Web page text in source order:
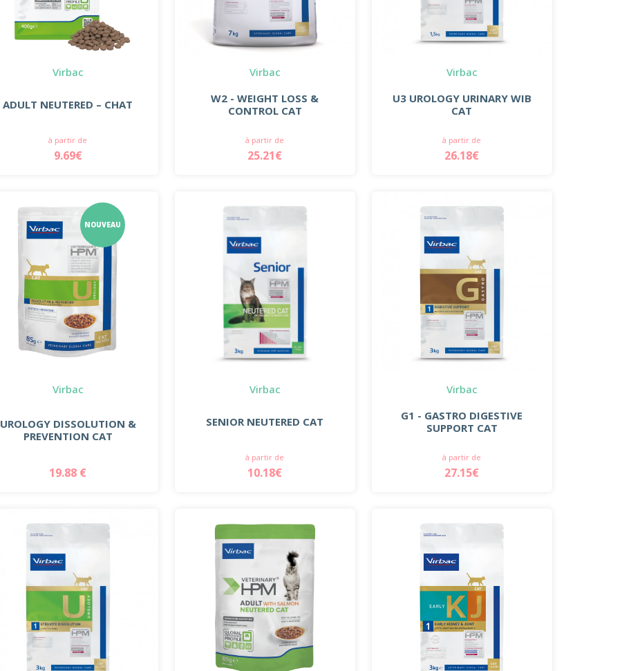
Virbac
ADULT NEUTERED – CHAT
à partir de
9.69€
Virbac
W2 - WEIGHT LOSS &
CONTROL CAT
à partir de
25.21€
Virbac
U3 UROLOGY URINARY WIB
CAT
à partir de
26.18€
NOUVEAU
Virbac
UROLOGY DISSOLUTION &
PREVENTION CAT
19.88 €
Virbac
SENIOR NEUTERED CAT
à partir de
10.18€
Virbac
G1 - GASTRO DIGESTIVE
SUPPORT CAT
à partir de
27.15€